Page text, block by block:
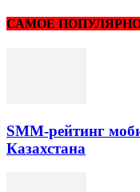
САМОЕ
SMM-рейтинг
Казахстана